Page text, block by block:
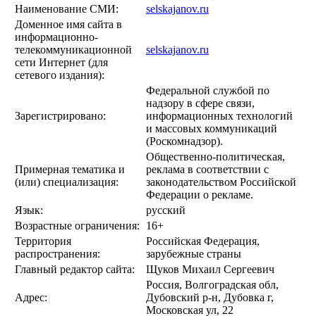
Наименование СМИ:
selskajanov.ru
Доменное имя сайта в
информационно-
телекоммуникационной
сети Интернет (для
сетевого издания):
selskajanov.ru
Зарегистрировано:
Федеральной службой по
надзору в сфере связи,
информационных технологий
и массовых коммуникаций
(Роскомнадзор).
Примерная тематика и
(или) специализация:
Общественно-политическая,
реклама в соответствии с
законодательством Российской
Федерации о рекламе.
Язык:
русский
Возрастные ограничения:
16+
Территория
распространения:
Российская Федерация,
зарубежные страны
Главный редактор сайта:
Щуков Михаил Сергеевич
Адрес:
Россия, Волгоградская обл,
Дубовский р-н, Дубовка г,
Московская ул, 22